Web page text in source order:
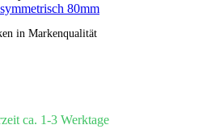
80mm
in Markenqualität
ca. 1-3 Werktage